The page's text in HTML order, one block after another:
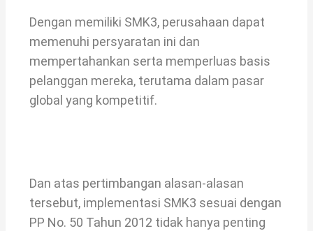
Dengan memiliki SMK3, perusahaan dapat
memenuhi persyaratan ini dan
mempertahankan serta memperluas basis
pelanggan mereka, terutama dalam pasar
global yang kompetitif.
Dan atas pertimbangan alasan-alasan
tersebut, implementasi SMK3 sesuai dengan
PP No. 50 Tahun 2012 tidak hanya penting